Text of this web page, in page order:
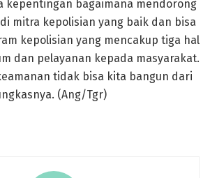
kepentingan bagaimana mendorong
mitra kepolisian yang baik dan bisa
kepolisian yang mencakup tiga hal
dan pelayanan kepada masyarakat.
tidak bisa kita bangun dari
(Ang/Tgr)